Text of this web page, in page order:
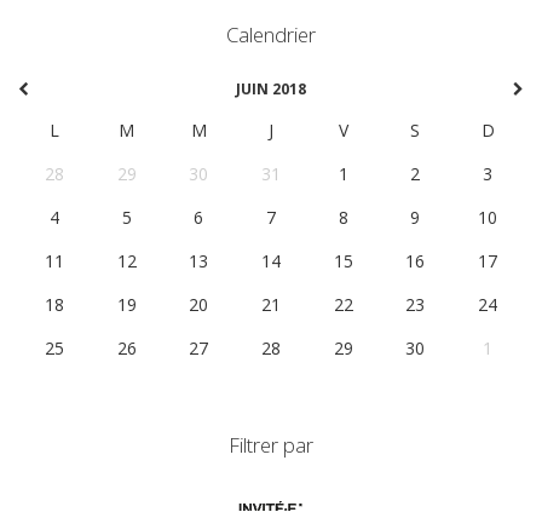
Calendrier
JUIN 2018
L M M J V S
D
28
29 30 31 1 2
3
4
5 6 7 8 9
10
11
12 13 14 15 16
17
18
19 20 21 22 23
24
25
26 27 28 29 30 1
Filtrer par